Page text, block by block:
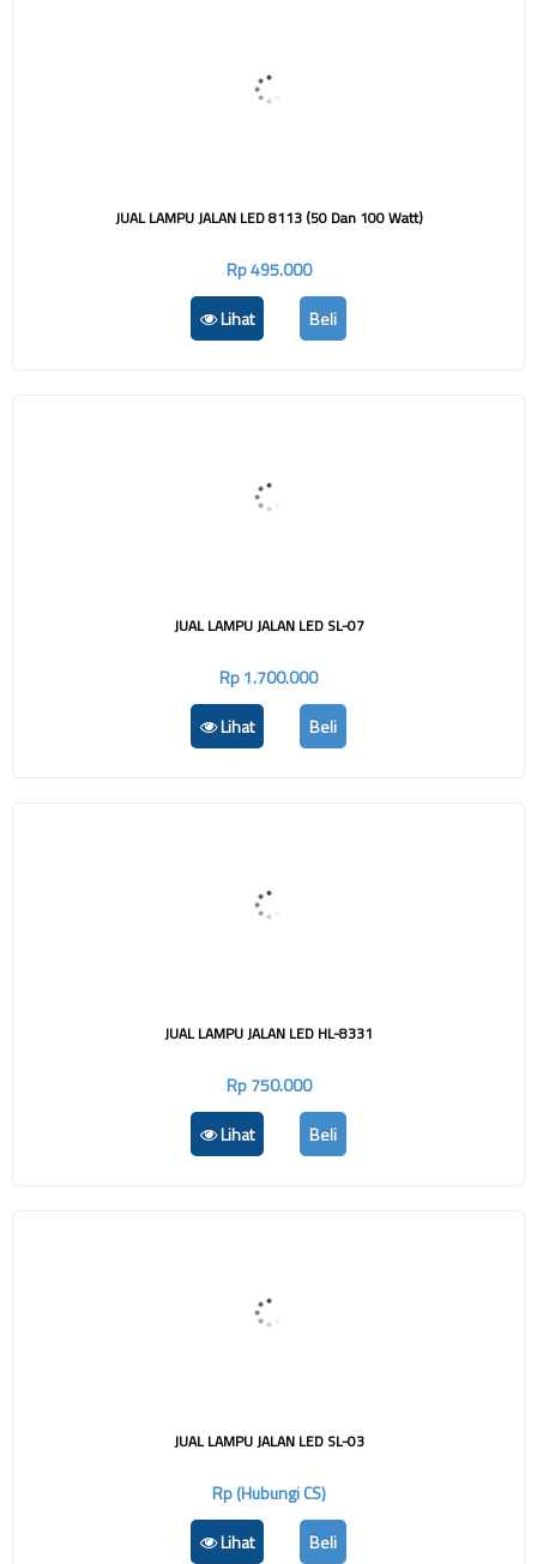
JUAL LAMPU JALAN LED 8113 (50 Dan 100 Watt)
Rp 495.000
Lihat
Beli
JUAL LAMPU JALAN LED SL-07
Rp 1.700.000
Lihat
Beli
JUAL LAMPU JALAN LED HL-8331
Rp 750.000
Lihat
Beli
JUAL LAMPU JALAN LED SL-03
Rp (Hubungi CS)
Lihat
Beli